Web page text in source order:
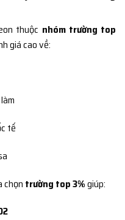
thuộc nhóm trường top
giá cao về:
tế
chọn trường top 3%giúp: